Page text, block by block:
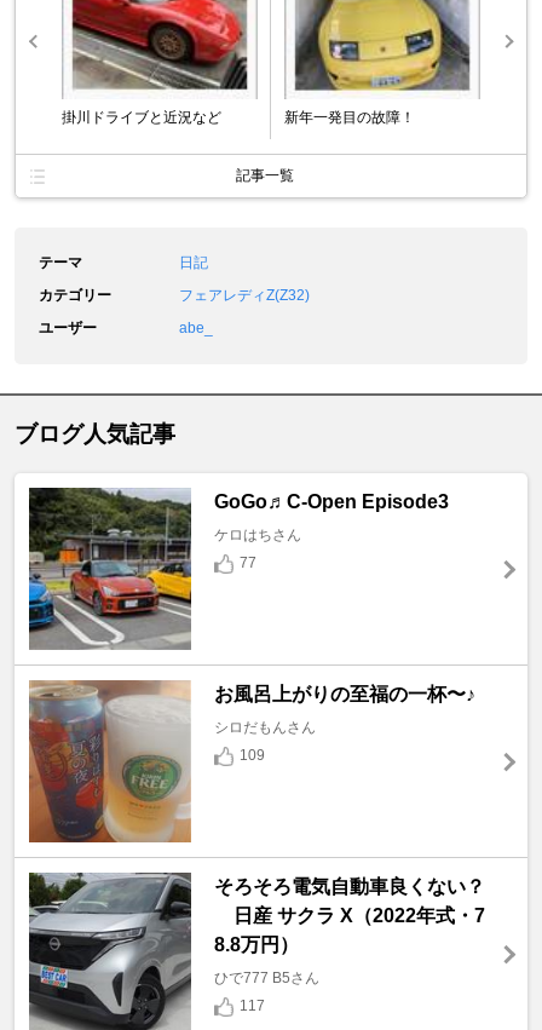
掛川ドライブと近況など 新年一発目の故障！
記事一覧
テーマ
日記
カテゴリー
フェアレディZ(Z32)
ユーザー
abe_
ブログ人気記事
GoGo♬C-Open Episode3
ケロはちさん
77
お風呂上がりの至福の一杯〜♪
シロだもんさん
109
そろそろ電気自動車良くない？
日産 サクラ X（2022年式・7
8.8万円）
ひで777 B5さん
117